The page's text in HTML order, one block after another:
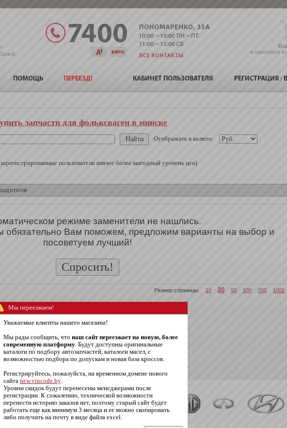
и наполните
РЕГИСТРАЦИЯ /
ПОМОЩЬ ПЕРЕЕЗД! КАБИНЕТ ПОЛЬЗОВАТЕЛЯ
запчасти для фольксваген в минске
Мы переезжаем!
Уважаемые клиенты нашего магазина!
Мы рады сообщить, что наш сайт переезжает на новую, более
современную платформу . Будут доступны оригинальные
каталоги по подбору автозапчастей, каталоги масел, с
возможностью подбора по допускам и новая база кроссов.
Регистрируйтесь, пожалуйста, на временном домене нового
сайта new.vincode.by.
Уровни скидок будут перенесены менеджерами после
регистрации. К сожалению, технической возможности
перенести историю заказов нет, поэтому старый сайт будет
работать еще как минимум 3 месяца и ее можно скопировать
либо получить на почту в виде файла excel.
Отображать в валюте:
пользователи имеют более выгодный уровень цен)
режиме заменители не нашлись.
обязательно Вам поможем, предложим варианты на выбор и
посоветуем лучший!
Размер страницы: 10 20 50 100 200 1000